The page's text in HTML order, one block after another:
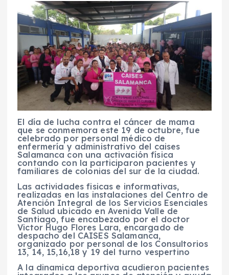
El día de lucha contra el cáncer de mama
que se conmemora este 19 de octubre, fue
celebrado por personal médico de
enfermería y administrativo del caises
Salamanca con una activación física
contando con la participaron pacientes y
familiares de colonias del sur de la ciudad.
Las actividades fisicas e informativas,
realizadas en las instalaciones del Centro de
Atención Integral de los Servicios Esenciales
de Salud ubicado en Avenida Valle de
Santiago, fue encabezado por el doctor
Victor Hugo Flores Lara, encargado de
despacho del CAISES Salamanca,
organizado por personal de los Consultorios
13, 14, 15,16,18 y 19 del turno vespertino
A la dinamica deportiva acudieron pacientes